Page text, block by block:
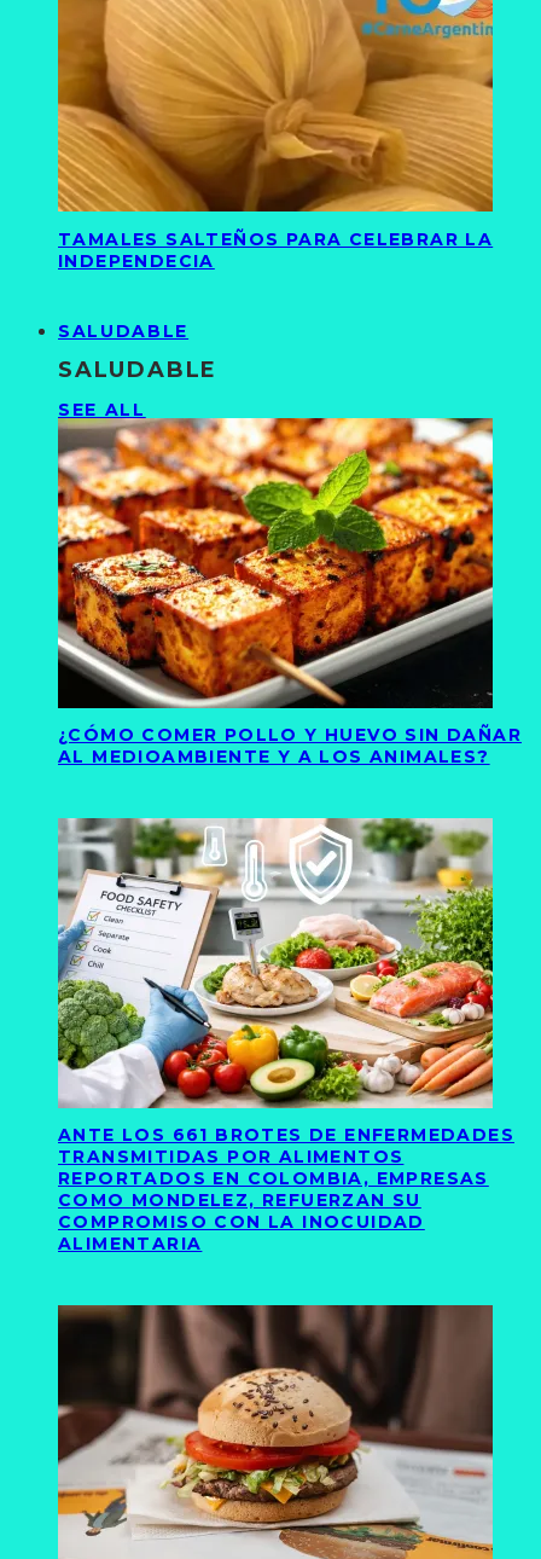
TAMALES SALTEÑOS PARA CELEBRAR LA
INDEPENDECIA
SALUDABLE
SALUDABLE
SEE ALL
¿CÓMO COMER POLLO Y HUEVO SIN DAÑAR
AL MEDIOAMBIENTE Y A LOS ANIMALES?
ANTE LOS 661 BROTES DE ENFERMEDADES
TRANSMITIDAS POR ALIMENTOS
REPORTADOS EN COLOMBIA, EMPRESAS
COMO MONDELEZ, REFUERZAN SU
COMPROMISO CON LA INOCUIDAD
ALIMENTARIA